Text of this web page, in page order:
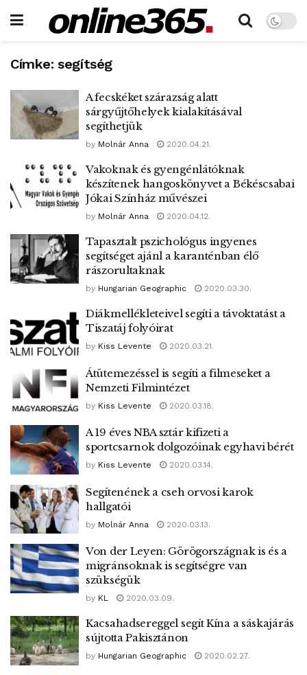
Címke: segítség
A fecskéket szárazság alatt
sárgyűjtőhelyek kialakításával
segíthetjük
by Molnár Anna 2020.04.21.
Vakoknak és gyengénlátóknak
készítenek hangoskönyvet a Békéscsabai
Jókai Színház művészei
by Molnár Anna 2020.04.12.
Tapasztalt pszichológus ingyenes
segítséget ajánl a karanténban élő
rászorultaknak
by Hungarian Geographic 2020.03.30.
Diákmellékleteivel segíti a távoktatást a
Tiszatáj folyóirat
by Kiss Levente 2020.03.21.
Átütemezéssel is segíti a filmeseket a
Nemzeti Filmintézet
by Kiss Levente 2020.03.18.
A 19 éves NBA sztár kifizeti a
sportcsarnok dolgozóinak egyhavi bérét
by Kiss Levente 2020.03.14.
Segítenének a cseh orvosi karok
hallgatói
by Molnár Anna 2020.03.13.
Von der Leyen: Görögországnak is és a
migránsoknak is segítségre van
szükségük
by KL 2020.03.09.
Kacsahadsereggel segít Kína a sáskajárás
sújtotta Pakisztánon
by Hungarian Geographic 2020.02.27.